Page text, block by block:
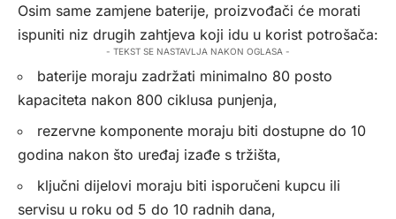
Osim same zamjene baterije, proizvođači će morati
ispuniti niz drugih zahtjeva koji idu u korist potrošača:
- TEKST SE NASTAVLJA NAKON OGLASA -
baterije moraju zadržati minimalno 80 posto
kapaciteta nakon 800 ciklusa punjenja,
rezervne komponente moraju biti dostupne do 10
godina nakon što uređaj izađe s tržišta,
ključni dijelovi moraju biti isporučeni kupcu ili
servisu u roku od 5 do 10 radnih dana,